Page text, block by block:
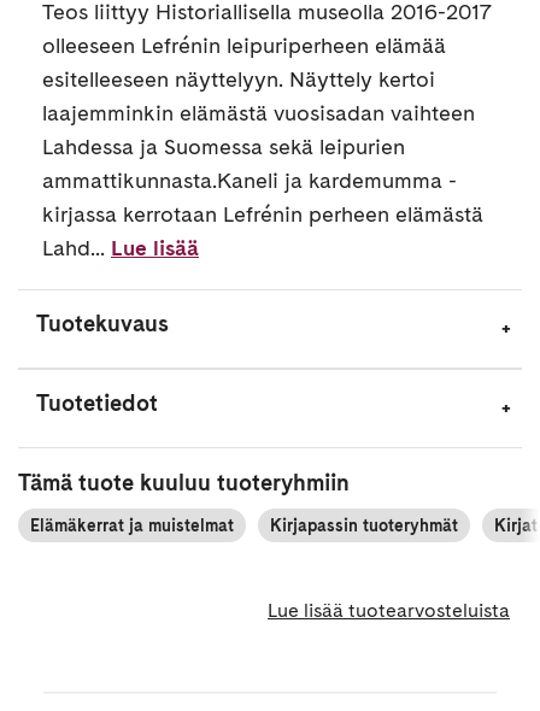
Teos liittyy Historiallisella museolla 2016-2017
olleeseen Lefrénin leipuriperheen elämää
esitelleeseen näyttelyyn. Näyttely kertoi
laajemminkin elämästä vuosisadan vaihteen
Lahdessa ja Suomessa sekä leipurien
ammattikunnasta.Kaneli ja kardemumma -
kirjassa kerrotaan Lefrénin perheen elämästä
Lahd... Lue lisää
Tuotekuvaus
Tuotetiedot
Tämä tuote kuuluu tuoteryhmiin
Elämäkerrat ja muistelmat Kirjapassin tuoteryhmät Kirjat
Lue lisää tuotearvosteluista